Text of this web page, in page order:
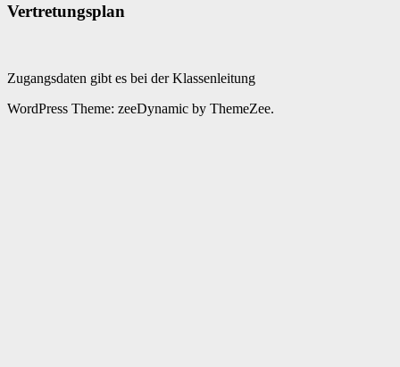
Vertretungsplan
Zugangsdaten gibt es bei der Klassenleitung
WordPress Theme: zeeDynamic by ThemeZee.